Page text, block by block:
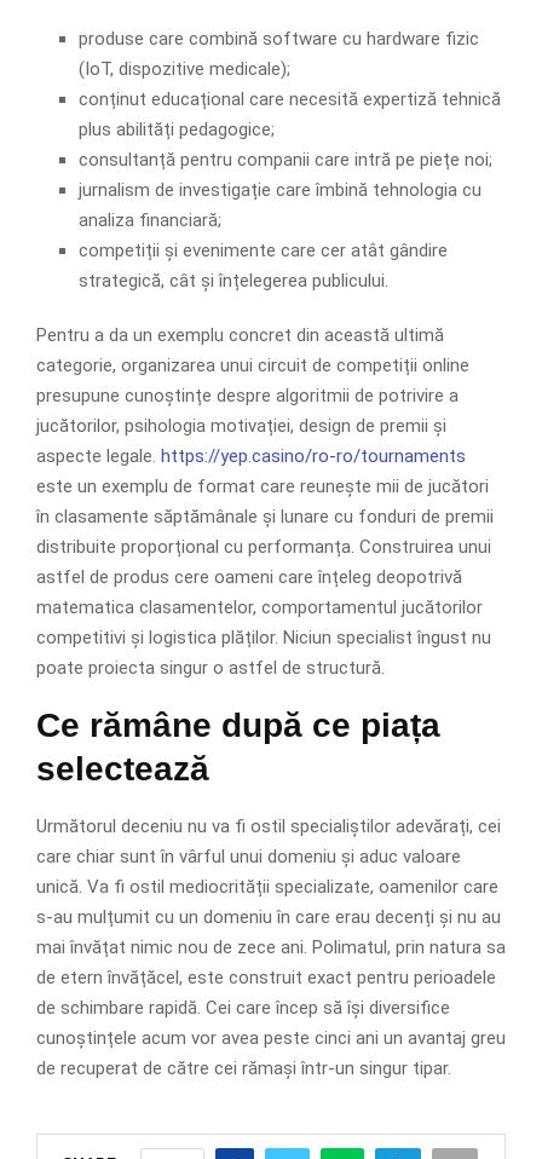
produse care combină software cu hardware fizic
(IoT, dispozitive medicale);
conținut educațional care necesită expertiză tehnică
plus abilități pedagogice;
consultanță pentru companii care intră pe piețe noi;
jurnalism de investigație care îmbină tehnologia cu
analiza financiară;
competiții și evenimente care cer atât gândire
strategică, cât și înțelegerea publicului.
Pentru a da un exemplu concret din această ultimă
categorie, organizarea unui circuit de competiții online
presupune cunoștințe despre algoritmii de potrivire a
jucătorilor, psihologia motivației, design de premii și
aspecte legale. https://yep.casino/ro-ro/tournaments
este un exemplu de format care reunește mii de jucători
în clasamente săptămânale și lunare cu fonduri de premii
distribuite proporțional cu performanța. Construirea unui
astfel de produs cere oameni care înțeleg deopotrivă
matematica clasamentelor, comportamentul jucătorilor
competitivi și logistica plăților. Niciun specialist îngust nu
poate proiecta singur o astfel de structură.
Ce rămâne după ce piața
selectează
Următorul deceniu nu va fi ostil specialiștilor adevărați, cei
care chiar sunt în vârful unui domeniu și aduc valoare
unică. Va fi ostil mediocrității specializate, oamenilor care
s-au mulțumit cu un domeniu în care erau decenți și nu au
mai învățat nimic nou de zece ani. Polimatul, prin natura sa
de etern învățăcel, este construit exact pentru perioadele
de schimbare rapidă. Cei care încep să își diversifice
cunoștințele acum vor avea peste cinci ani un avantaj greu
de recuperat de către cei rămași într-un singur tipar.